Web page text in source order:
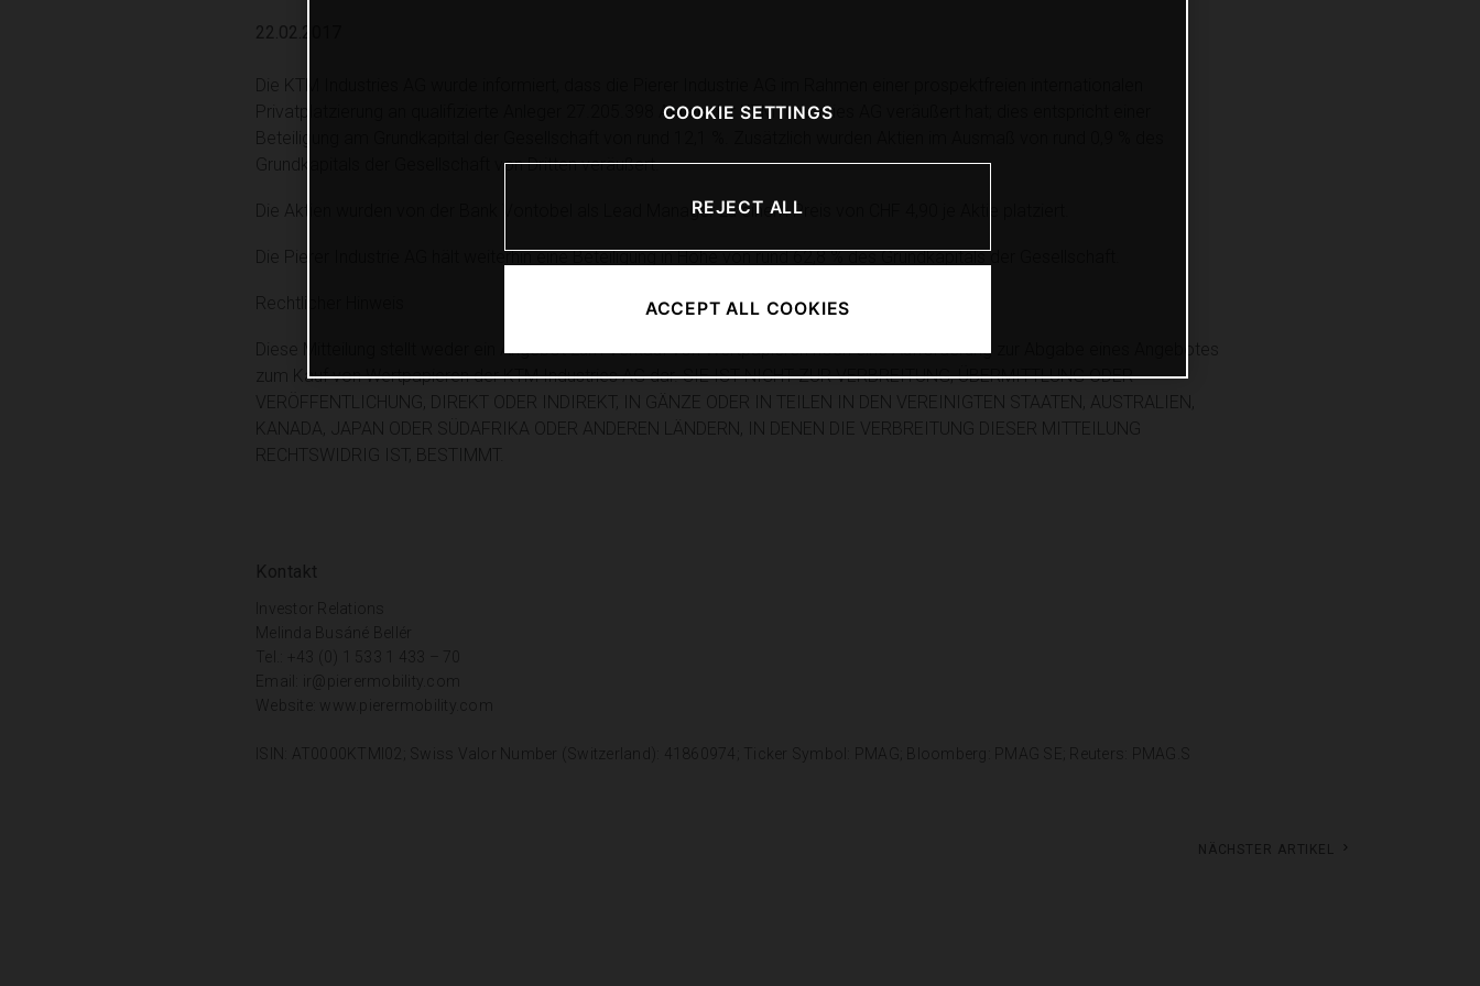
22.02.2017
Die KTM Industries AG wurde informiert, dass die Pierer Industrie AG im Rahmen einer prospektfreien internationalen
Privatplatzierung an qualifizierte Anleger 27.205.398 Aktien der KTM Industries AG veräußert hat; dies entspricht einer
Beteiligung am Grundkapital der Gesellschaft von rund 12,1 %. Zusätzlich wurden Aktien im Ausmaß von rund 0,9 % des
Grundkapitals der Gesellschaft von Dritten veräußert.
Die Aktien wurden von der Bank Vontobel als Lead Manager zu einem Preis von CHF 4,90 je Aktie platziert.
Die Pierer Industrie AG hält weiterhin eine Beteiligung in Höhe von rund 62,8 % des Grundkapitals der Gesellschaft.
Rechtlicher Hinweis
Diese Mitteilung stellt weder ein Angebot zum Verkauf von Wertpapieren noch eine Aufforderung zur Abgabe eines Angebotes
zum Kauf von Wertpapieren der KTM Industries AG dar. SIE IST NICHT ZUR VERBREITUNG, ÜBERMITTLUNG ODER
VERÖFFENTLICHUNG, DIREKT ODER INDIREKT, IN GÄNZE ODER IN TEILEN IN DEN VEREINIGTEN STAATEN, AUSTRALIEN,
KANADA, JAPAN ODER SÜDAFRIKA ODER ANDEREN LÄNDERN, IN DENEN DIE VERBREITUNG DIESER MITTEILUNG
RECHTSWIDRIG IST, BESTIMMT.
Kontakt
Investor Relations
Melinda Busáné Bellér
Tel.: +43 (0) 1 533 1 433 – 70
Email:
ir@pierermobility.com
Website:
www.pierermobility.com
ISIN: AT0000KTMI02; Swiss Valor Number (Switzerland): 41860974; Ticker Symbol: PMAG; Bloomberg: PMAG SE; Reuters: PMAG.S
Nächster Artikel
COOKIE SETTINGS
REJECT ALL
ACCEPT ALL COOKIES